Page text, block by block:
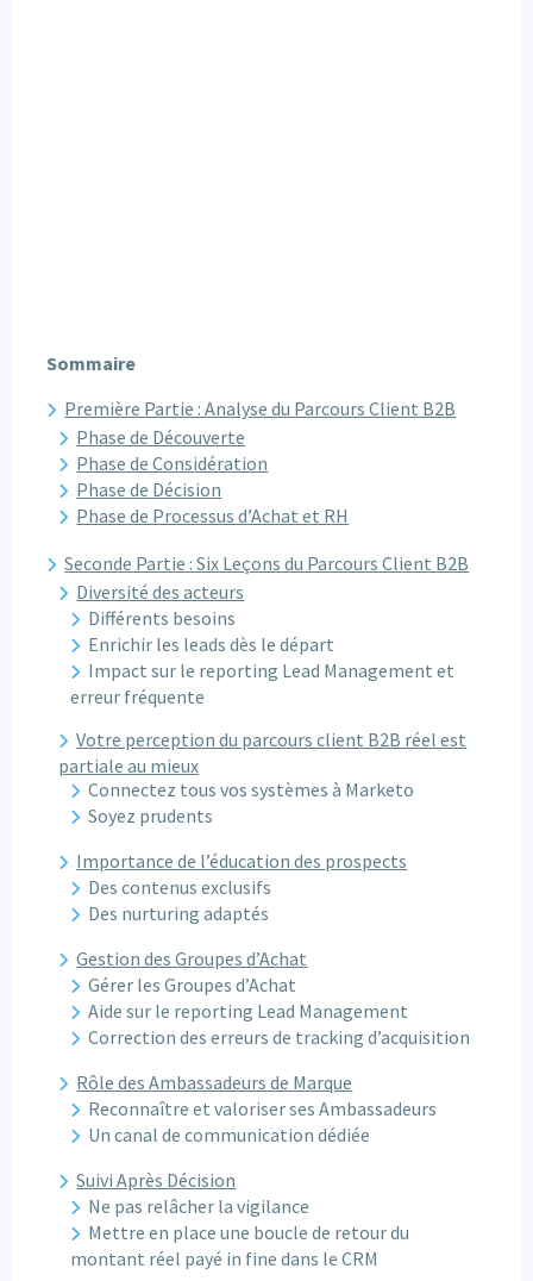
Sommaire
Première Partie : Analyse du Parcours Client B2B
Phase de Découverte
Phase de Considération
Phase de Décision
Phase de Processus d’Achat et RH
Seconde Partie : Six Leçons du Parcours Client B2B
Diversité des acteurs
Différents besoins
Enrichir les leads dès le départ
Impact sur le reporting Lead Management et
erreur fréquente
Votre perception du parcours client B2B réel est
partiale au mieux
Connectez tous vos systèmes à Marketo
Soyez prudents
Importance de l’éducation des prospects
Des contenus exclusifs
Des nurturing adaptés
Gestion des Groupes d’Achat
Gérer les Groupes d’Achat
Aide sur le reporting Lead Management
Correction des erreurs de tracking d’acquisition
Rôle des Ambassadeurs de Marque
Reconnaître et valoriser ses Ambassadeurs
Un canal de communication dédiée
Suivi Après Décision
Ne pas relâcher la vigilance
Mettre en place une boucle de retour du
montant réel payé in fine dans le CRM